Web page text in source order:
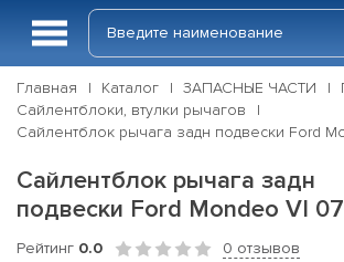
Главная Каталог ЗАПАСНЫЕ ЧАСТИ
Сайлентблоки, втулки рычагов
Сайлентблок рычага задн подвески Ford
Сайлентблок рычага задн
подвески Ford Mondeo VI
Рейтинг 0.0 0 отзывов